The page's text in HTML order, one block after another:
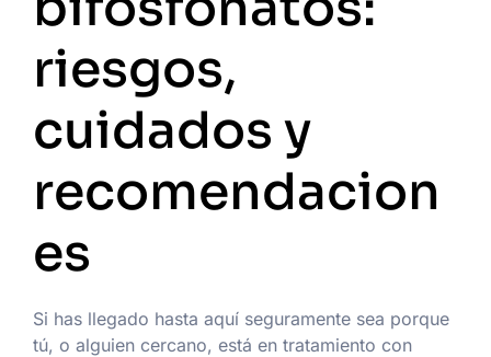
riesgos,
cuidados y
recomendacion
es
Si has llegado hasta aquí seguramente sea porque
tú, o alguien cercano, está en tratamiento con